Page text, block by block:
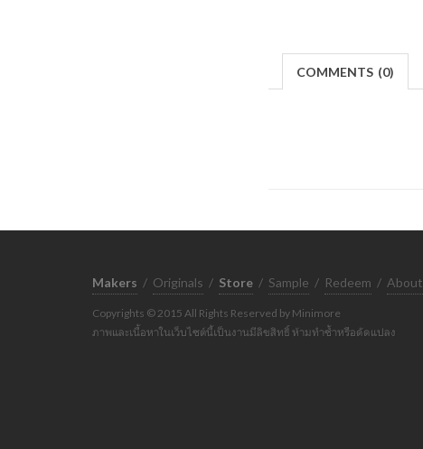
COMMENTS (0)
Makers / Originals / Store / Sample / Redeem / About
Copyrights © 2015 All Rights Reserved by Minimore
ภาพและเนื้อหาในเว็บไซต์นี้เป็นงานมีลิขสิทธิ์ ห้ามทำซ้ำหรือดัดแปลง